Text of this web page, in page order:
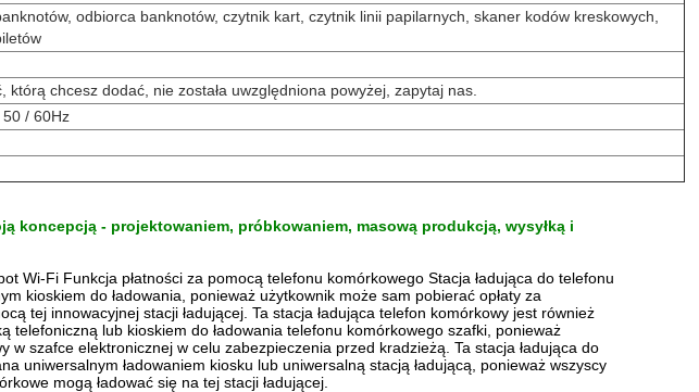
odbiorca banknotów, czytnik kart, czytnik linii papilarnych, skaner kodów kreskowych,
którą chcesz dodać, nie została uwzględniona powyżej, zapytaj nas.
50 / 60Hz
koncepcją - projektowaniem, próbkowaniem, masową produkcją, wysyłką i
Wi-Fi Funkcja płatności za pomocą telefonu komórkowego Stacja ładująca do telefonu
kioskiem do ładowania, ponieważ użytkownik może sam pobierać opłaty za
tej innowacyjnej stacji ładującej. Ta stacja ładująca telefon komórkowy jest również
telefoniczną lub kioskiem do ładowania telefonu komórkowego szafki, ponieważ
w szafce elektronicznej w celu zabezpieczenia przed kradzieżą. Ta stacja ładująca do
uniwersalnym ładowaniem kiosku lub uniwersalną stacją ładującą, ponieważ wszyscy
mogą ładować się na tej stacji ładującej.